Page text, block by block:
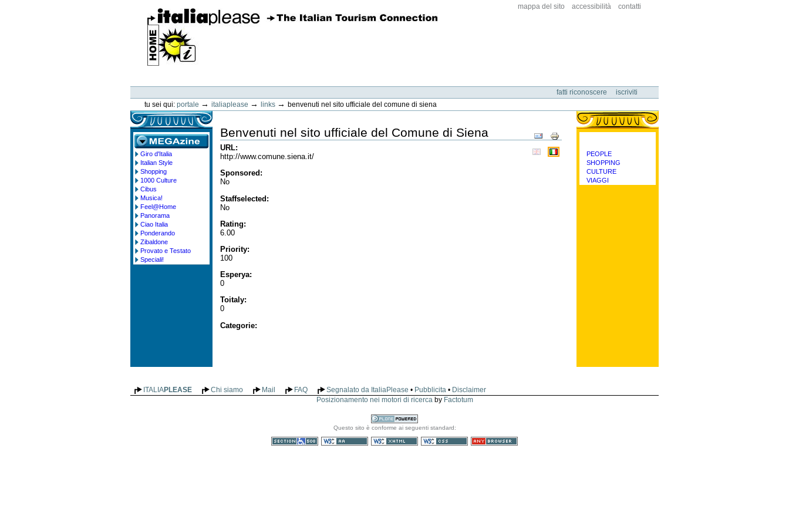
contenuti.
Spostati
navigazione
mappa del sito accessibilità contatti
personali
fatti riconoscere
iscriviti
tu sei qui: portale → italiaplease → links → benvenuti nel sito ufficiale del comune di siena
megazine
Giro d'Italia
Italian Style
Shopping
1000 Culture
Cibus
Musica!
Feel@Home
Panorama
Ciao Italia
Ponderando
Zibaldone
Provato e Testato
Speciali!
Azioni
sul
documento
Benvenuti nel sito ufficiale del Comune di Siena
URL:
http://www.comune.siena.it/
Sponsored :
No
Staffselected:
No
Rating:
6.00
Priority:
100
Esperya:
0
Toitaly:
0
Categorie:
categorie
PEOPLE
SHOPPING
CULTURE
VIAGGI
ITALIAPLEASE Chi siamo Mail FAQ Segnalato da ItaliaPlease • Pubblicita • Disclaimer
Posizionamento nei motori di ricerca by Factotum
Realizzato
con Plone
Questo sito è conforme ai seguenti standard: